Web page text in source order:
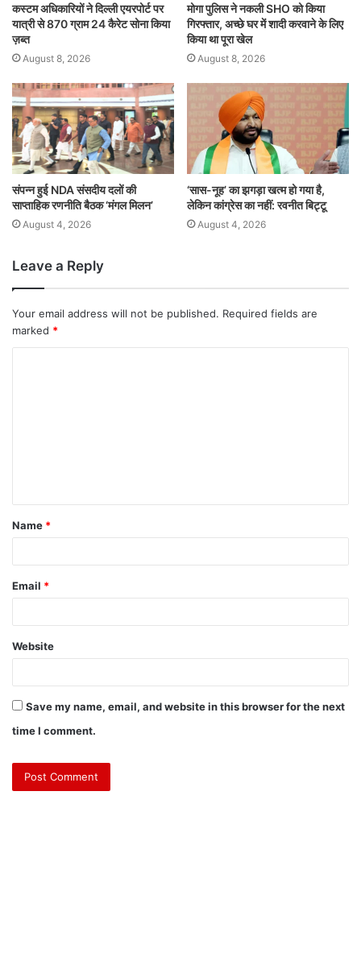
कस्टम अधिकारियों ने दिल्ली एयरपोर्ट पर
यात्री से 870 ग्राम 24 कैरेट सोना किया
ज़ब्त
August 8, 2026
मोगा पुलिस ने नकली SHO को किया
गिरफ्तार, अच्छे घर में शादी करवाने के लिए
किया था पूरा खेल
August 8, 2026
संपन्न हुई NDA संसदीय दलों की
साप्ताहिक रणनीति बैठक ‘मंगल मिलन’
August 4, 2026
‘सास-नूह’ का झगड़ा खत्म हो गया है,
लेकिन कांग्रेस का नहीं: रवनीत बिट्टू
August 4, 2026
Leave a Reply
Your email address will not be published. Required fields are
marked *
Name *
Email *
Website
Save my name, email, and website in this browser for the next
time I comment.